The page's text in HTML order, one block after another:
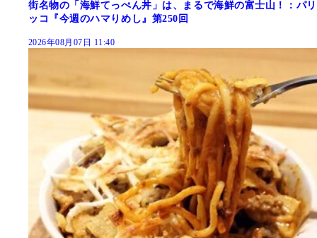
街名物の「海鮮てっぺん丼」は、まるで海鮮の富士山！：パリ
ッコ『今週のハマりめし』第250回
2026年08月07日 11:40